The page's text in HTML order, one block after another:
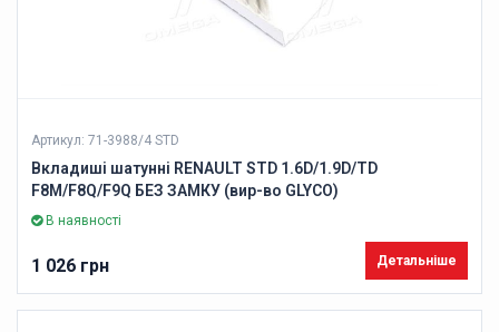
Артикул: 71-3988/4 STD
Вкладиші шатунні RENAULT STD 1.6D/1.9D/TD
F8M/F8Q/F9Q БЕЗ ЗАМКУ (вир-во GLYCO)
В наявності
1 026 грн Детальніше